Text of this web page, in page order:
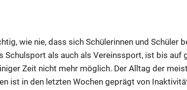
wie nie, dass sich Schülerinnen und Schüler
Schulsport als auch als Vereinssport, ist bis auf
Zeit nicht mehr möglich. Der Alltag der
ist in den letzten Wochen geprägt von